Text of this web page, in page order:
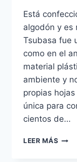
Está
algodón y es
Tsubasa fue
como en el
material
ambiente y
propias
única para
cientos de…
LEER MÁS